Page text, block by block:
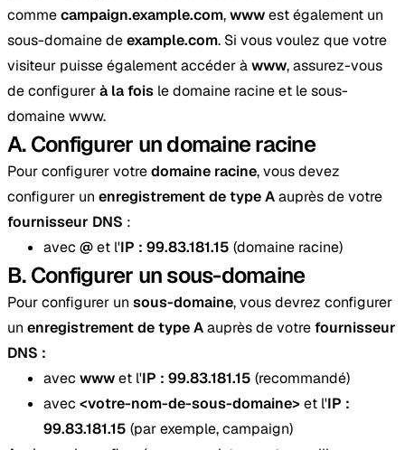
commecampaign.example.com,wwwest également un
sous-domaine deexample.com. Si vous voulez que votre
visiteur puisse également accéder àwww, assurez-vous
de configurerà la fois le domaine racine et le sous-
domaine www.
A. Configurer un domaine racine
Pour configurer votredomaine racine, vous devez
configurer un enregistrement de type Aauprès de votre
fournisseur DNS :
avec @et l'IP : 99.83.181.15 (domaine racine)
B. Configurer un sous-domaine
Pour configurer un sous-domaine, vous devrez configurer
un enregistrement de type Aauprès de votrefournisseur
DNS :
avec wwwet l'IP : 99.83.181.15 (recommandé)
avec <votre-nom-de-sous-domaine>et l'IP :
99.83.181.15 (par exemple, campaign)